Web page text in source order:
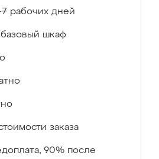
7 рабочих дней
базовый шкаф
заказа
90% после